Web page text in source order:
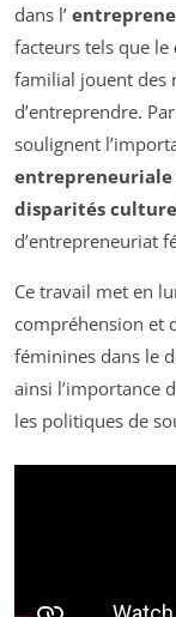
dans l’
facteurs tels que le
familial jouent des
d’entreprendre.
soulignent
entrepreneuriale
disparités
d’entrepreneuriat
Ce travail met en
compréhension et
féminines dans le
ainsi l’importance
les politiques de